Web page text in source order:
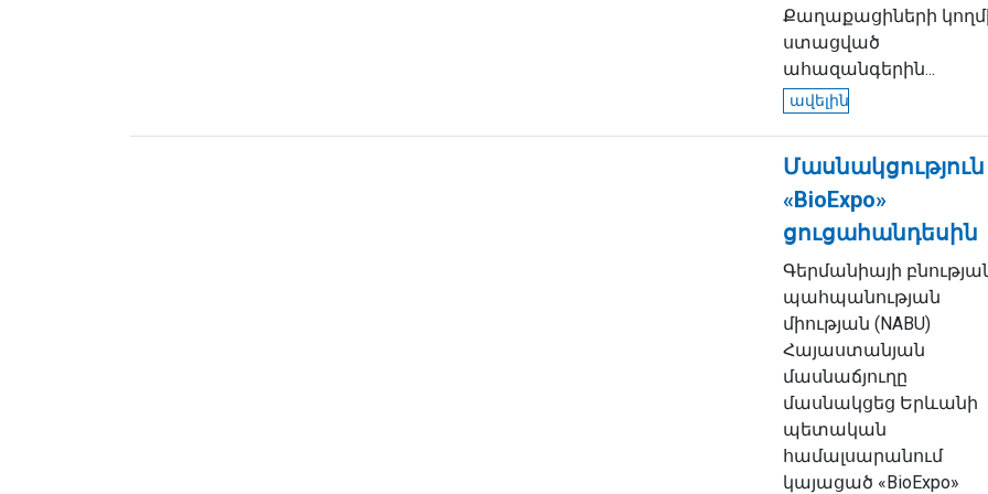
Քաղաքացիների
ստացված
ահազանգերին...
ավելին
Մասնակցություն
«BioExpo»
ցուցահանդեսին
Գերմանիայի
պահպանության
միության (NABU)
Հայաստանյան
մասնաճյուղը
մասնակցեց Երևանի
պետական
համալսարանում
կայացած «BioExpo»